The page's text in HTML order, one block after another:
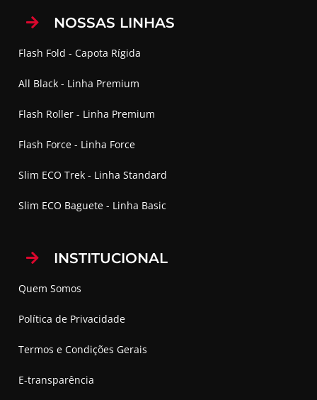
NOSSAS LINHAS
Flash Fold - Capota Rígida
All Black - Linha Premium
Flash Roller - Linha Premium
Flash Force - Linha Force
Slim ECO Trek - Linha Standard
Slim ECO Baguete - Linha Basic
INSTITUCIONAL
Quem Somos
Política de Privacidade
Termos e Condições Gerais
E-transparência